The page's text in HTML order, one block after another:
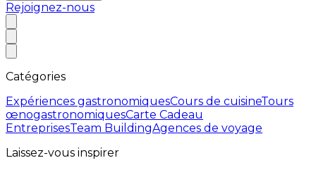
Rejoignez-nous
Catégories
Expériences gastronomiquesCours de cuisineTours
œnogastronomiquesCarte Cadeau
EntreprisesTeam BuildingAgences de voyage
Laissez-vous inspirer